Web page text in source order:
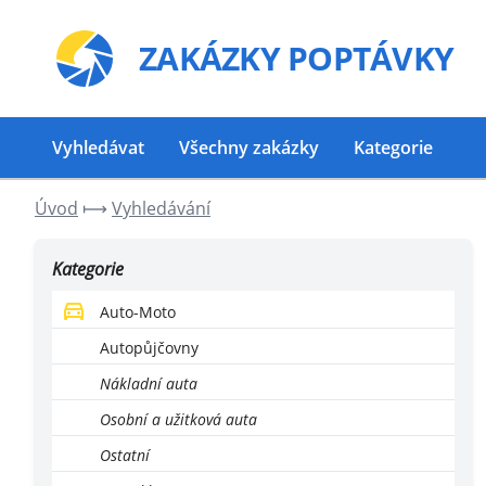
ZAKÁZKY POPTÁVKY
Vyhledávat Všechny zakázky Kategorie
Úvod ⟼ Vyhledávání
Kategorie
Auto-Moto
Autopůjčovny
Nákladní auta
Osobní a užitková auta
Ostatní